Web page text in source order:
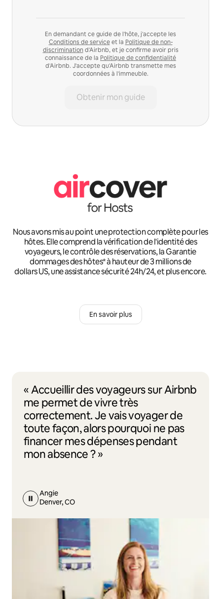
En demandant ce guide de l'hôte, j'accepte les
Conditions de serviceet la Politique de non-
discrimination d'Airbnb, et je confirme avoir pris
connaissance de la Politique de confidentialité
d'Airbnb. J'accepte qu'Airbnb transmette mes
coordonnées à l'immeuble.
Obtenir mon guide
Nous avons mis au point une protection complète pour les
hôtes. Elle comprend la vérification de l'identité des
voyageurs, le contrôle des réservations, la Garantie
dommages des hôtes* à hauteur de 3 millions de
dollars US, une assistance sécurité 24h/24, et plus encore.
En savoir plus
« Accueillir des voyageurs sur Airbnb
me permet de vivre très
correctement. Je vais voyager de
toute façon, alors pourquoi ne pas
financer mes dépenses pendant
mon absence ? »
Angie
Denver, CO